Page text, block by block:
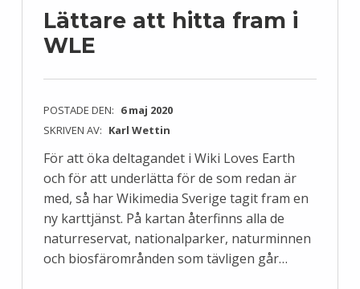
Lättare att hitta fram i
WLE
POSTADE DEN: 6 maj 2020
SKRIVEN AV: Karl Wettin
För att öka deltagandet i Wiki Loves Earth
och för att underlätta för de som redan är
med, så har Wikimedia Sverige tagit fram en
ny karttjänst. På kartan återfinns alla de
naturreservat, nationalparker, naturminnen
och biosfärområnden som tävligen går…